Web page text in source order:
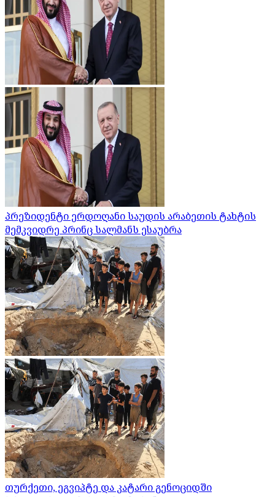
პრეზიდენტი ერდოღანი საუდის არაბეთის ტახტის
მემკვიდრე პრინც სალმანს ესაუბრა
თურქეთი, ეგვიპტე და კატარი გენოციდში